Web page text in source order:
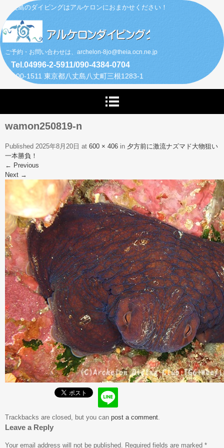
八丈島のダイビングはアルケロンにおまかせください！
ご予約・お問い合わせは、archelon-8jo@theia.ocn.ne.jp
Tel.04996-2-5911/090-4384-0704
〒100-1511 東京都八丈島八丈町三根1283-1
wamon250819-n
Published 2025年8月20日 at 600 × 406 in 夕方前に激流ナズマド大物狙い
一本勝負！
← Previous
Next →
Trackbacks are closed, but you can post a comment.
Leave a Reply
Your email address will not be published. Required fields are marked *